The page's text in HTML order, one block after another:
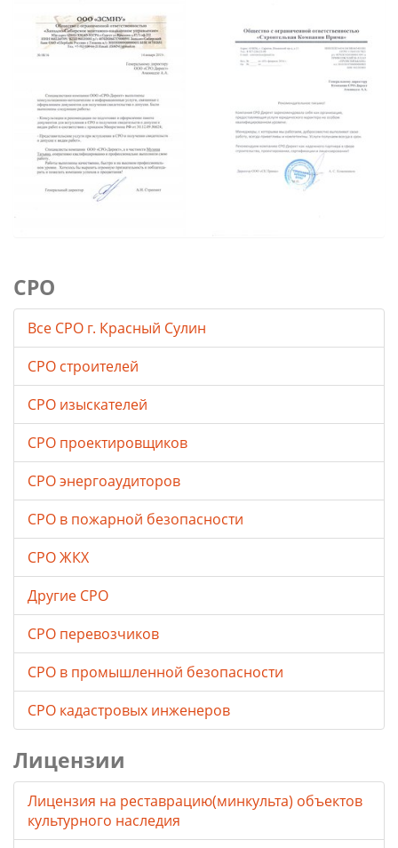
СРО
Все СРО г. Красный Сулин
СРО строителей
СРО изыскателей
СРО проектировщиков
СРО энергоаудиторов
СРО в пожарной безопасности
СРО ЖКХ
Другие СРО
СРО перевозчиков
СРО в промышленной безопасности
СРО кадастровых инженеров
Лицензии
Лицензия на реставрацию(минкульта) объектов
культурного наследия